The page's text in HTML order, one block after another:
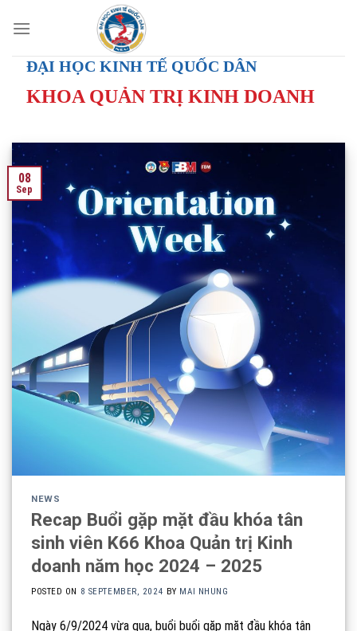
ĐẠI HỌC KINH TẾ QUỐC DÂN
KHOA QUẢN TRỊ KINH DOANH
08
Sep
NEWS
Recap Buổi gặp mặt đầu khóa tân
sinh viên K66 Khoa Quản trị Kinh
doanh năm học 2024 – 2025
POSTED ON 8 SEPTEMBER, 2024 BY MAI NHUNG
Ngày 6/9/2024 vừa qua, buổi buổi gặp mặt đầu khóa tân